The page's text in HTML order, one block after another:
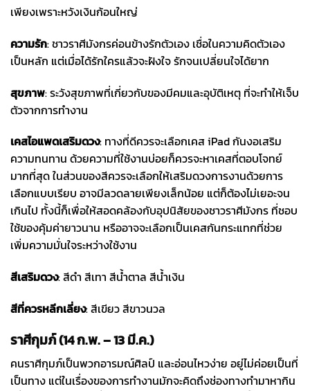
เพียงเพราะหวังเงินก้อนใหญ่
ความรัก: ชาวราศีมังกรค่อนข้างรักตัวเอง เชื่อในความคิดตัวเอง
เป็นหลัก แต่เมื่อได้รักใครแล้วจะฝังใจ รักจนเปลี่ยนใจได้ยาก
สุขภาพ: ระวังสุขภาพที่เกี่ยวกับของมีคมและอุบัติเหตุ ที่จะทำให้เจ็บ
ตัวจากการทำงาน
เคสไอแพดเสริมดวง: ทางที่ดีควรจะเลือกเคส iPad กันงอเสริม
ความทนทาน ด้วยความที่ใช้งานบ่อยก็ควรจะหาเคสที่ตอบโจทย์
มากที่สุด ในส่วนของสีควรจะเลือกให้เสริมดวงการงานด้วยการ
เลือกแบบเรียบ อาจมีลวดลายเพียงเล็กน้อย แต่ก็ต้องไม่เยอะจน
เกินไป ทั้งนี้ก็เพื่อให้สอดคล้องกับอุปนิสัยของชาวราศีมังกร ที่ชอบ
ใช้ของคุ้มค่ายาวนาน หรืออาจจะเลือกเป็นเคสกันกระแทกที่ช่วย
เพิ่มความมั่นใจระหว่างใช้งาน
สีเสริมดวง: สีดำ สีเทา สีน้ำตาล สีน้ำเงิน
สีที่ควรหลีกเลี่ยง: สีเขียว สีขาวนวล
ราศีกุมภ์ (14 ก.พ. – 13 มี.ค.)
คนราศีกุมภ์เป็นพวกอารมณ์ศิลป์ และอ่อนไหวง่าย อยู่ไม่ค่อยเป็นที่
เป็นทาง แต่ในเรื่องของการทำงานมักจะคิดถึงช่องทางทำมาหากิน